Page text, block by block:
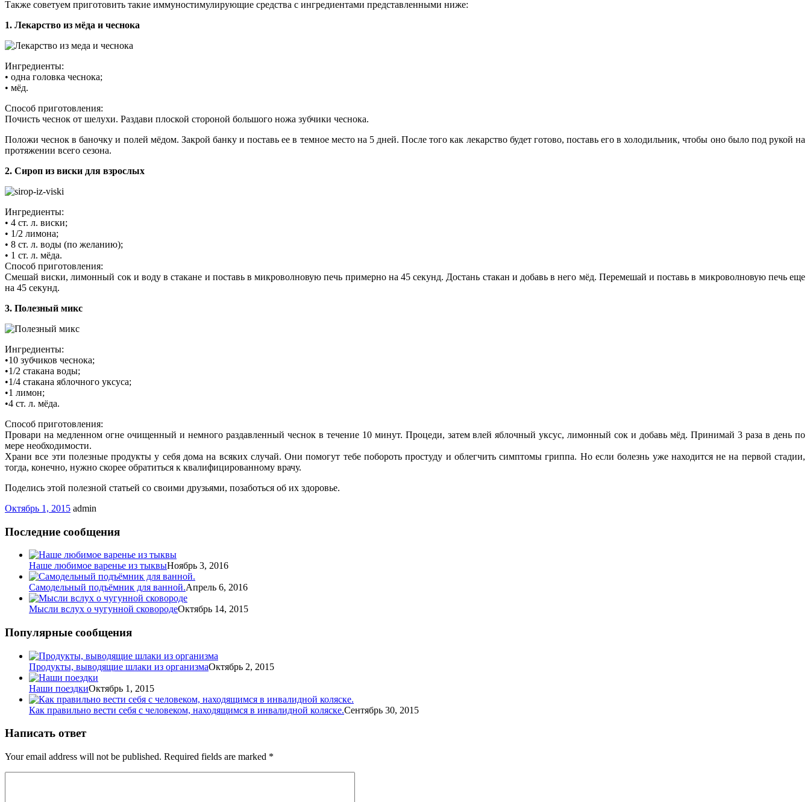
Также советуем приготовить такие иммуностимулирующие средства с ингредиентами представленными ниже:
1. Лекарство из мёда и чеснока
Ингредиенты:
• одна головка чеснока;
• мёд.
Способ приготовления:
Почисть чеснок от шелухи. Раздави плоской стороной большого ножа зубчики чеснока.
Положи чеснок в баночку и полей мёдом. Закрой банку и поставь ее в темное место на 5 дней. После того как лекарство будет готово, поставь его в холодильник, чтобы оно было под рукой на
протяжении всего сезона.
2. Сироп из виски для взрослых
Ингредиенты:
• 4 ст. л. виски;
• 1/2 лимона;
• 8 ст. л. воды (по желанию);
• 1 ст. л. мёда.
Способ приготовления:
Смешай виски, лимонный сок и воду в стакане и поставь в микроволновую печь примерно на 45 секунд. Достань стакан и добавь в него мёд. Перемешай и поставь в микроволновую печь еще
на 45 секунд.
3. Полезный микс
Ингредиенты:
•10 зубчиков чеснока;
•1/2 стакана воды;
•1/4 стакана яблочного уксуса;
•1 лимон;
•4 ст. л. мёда.
Способ приготовления:
Провари на медленном огне очищенный и немного раздавленный чеснок в течение 10 минут. Процеди, затем влей яблочный уксус, лимонный сок и добавь мёд. Принимай 3 раза в день по
мере необходимости.
Храни все эти полезные продукты у себя дома на всяких случай. Они помогут тебе побороть простуду и облегчить симптомы гриппа. Но если болезнь уже находится не на первой стадии,
тогда, конечно, нужно скорее обратиться к квалифицированному врачу.
Поделись этой полезной статьей со своими друзьями, позаботься об их здоровье.
Октябрь 1, 2015 admin
Последние сообщения
Наше любимое варенье из тыквыНоябрь 3, 2016
Самодельный подъёмник для ванной.Апрель 6, 2016
Мысли вслух о чугунной сковородеОктябрь 14, 2015
Популярные сообщения
Продукты, выводящие шлаки из организмаОктябрь 2, 2015
Наши поездкиОктябрь 1, 2015
Как правильно вести себя с человеком, находящимся в инвалидной коляске.Сентябрь 30, 2015
Написать ответ
Your email address will not be published. Required fields are marked *